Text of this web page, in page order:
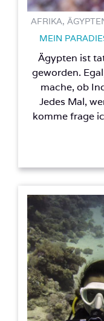
AFRIKA,
MEIN
Ägypten ist
geworden.
mache, ob
Jedes Mal,
komme frage